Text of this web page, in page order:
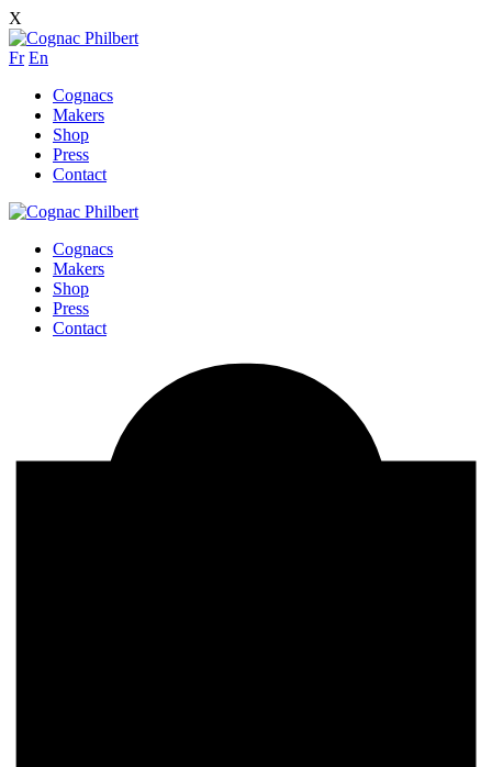
X
Fr En
Cognacs
Makers
Shop
Press
Contact
Cognacs
Makers
Shop
Press
Contact